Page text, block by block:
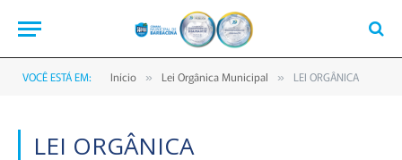
VOCÊ ESTÁ EM: Início » Lei Orgânica Municipal » LEI ORGÂNICA
LEI ORGÂNICA